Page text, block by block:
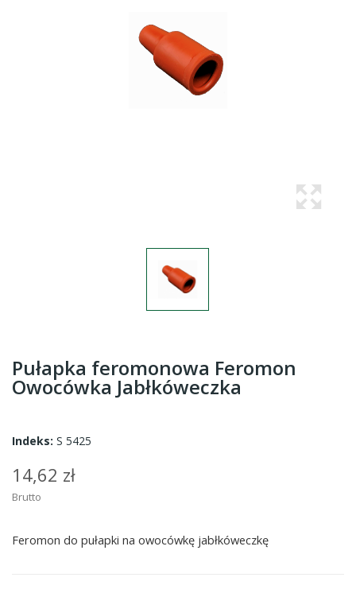
Pułapka feromonowa Feromon
Owocówka Jabłkóweczka
Indeks: S 5425
14,62 zł
Brutto
Feromon do pułapki na owocówkę jabłkóweczkę